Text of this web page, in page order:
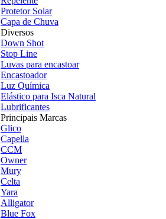
Protetor Solar
Capa de Chuva
Diversos
Down Shot
Stop Line
Luvas para encastoar
Encastoador
Luz Química
Elástico para Isca Natural
Lubrificantes
Principais Marcas
Glico
Capella
CCM
Owner
Mury
Celta
Yara
Alligator
Blue Fox